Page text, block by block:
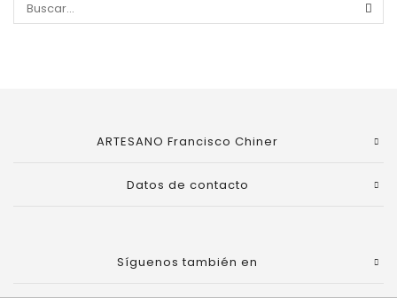
ARTESANO Francisco Chiner
Datos de contacto
Síguenos también en